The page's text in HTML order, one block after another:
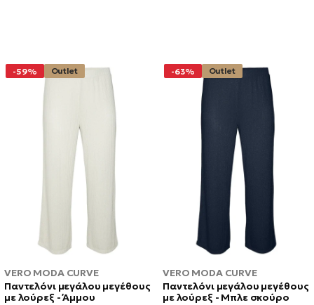
VERO MODA CURVE
Παντελόνι μεγάλου μεγέθους
με λούρεξ - Άμμου
-59% Outlet
VERO MODA CURVE
Παντελόνι μεγάλου μεγέθους
με λούρεξ - Μπλε σκούρο
-63% Outlet